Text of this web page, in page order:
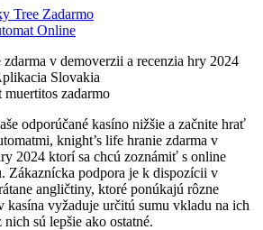
Tree Zadarmo
Online
v demoverzii a recenzia hry 2024
Slovakia
zadarmo
odporúčané kasíno nižšie a začnite hrať
knight’s life hranie zdarma v
2024 ktorí sa chcú zoznámiť s online
Zákaznícka podpora je k dispozícii v
angličtiny, ktoré ponúkajú rôzne
kasína vyžaduje určitú sumu vkladu na ich
sú lepšie ako ostatné.